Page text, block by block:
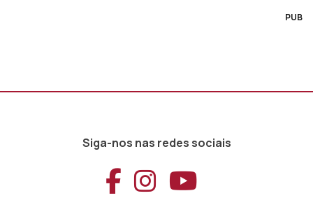
PUB
Siga-nos nas redes sociais
Aceder ao
Aceder ao
Aceder